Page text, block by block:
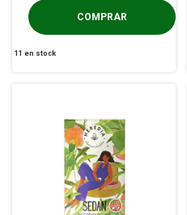
11 en stock